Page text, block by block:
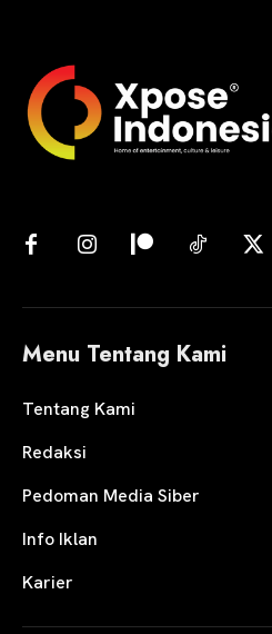
Menu Tentang Kami
Tentang Kami
Redaksi
Pedoman Media Siber
Info Iklan
Karier